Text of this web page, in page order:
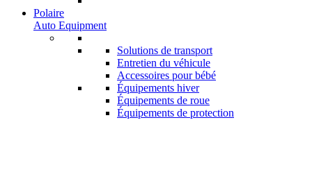
Polaire
Auto Equipment
Solutions de transport
Entretien du véhicule
Accessoires pour bébé
Équipements hiver
Équipements de roue
Équipements de protection